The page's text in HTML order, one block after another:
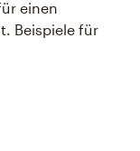
einen
Beispiele für